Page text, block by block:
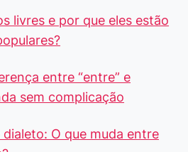
livres e por que eles estão
entre “entre” e
sem complicação
dialeto: O que muda entre